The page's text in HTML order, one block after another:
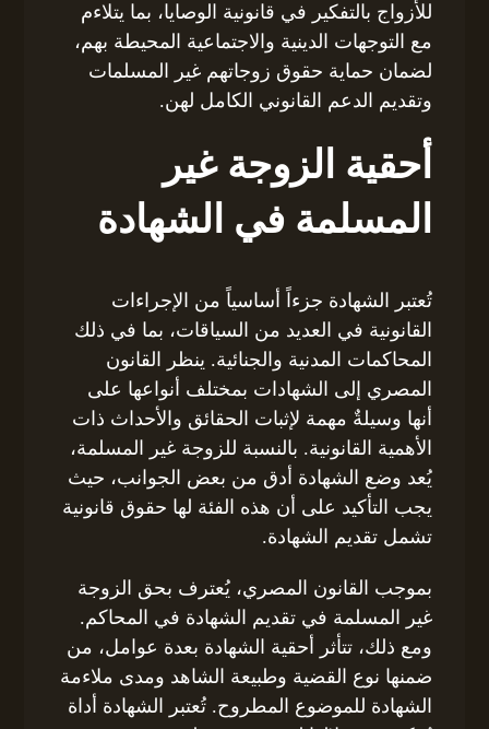
للأزواج بالتفكير في قانونية الوصايا، بما يتلاءم
مع التوجهات الدينية والاجتماعية المحيطة بهم،
لضمان حماية حقوق زوجاتهم غير المسلمات
وتقديم الدعم القانوني الكامل لهن.
أحقية الزوجة غير
المسلمة في الشهادة
تُعتبر الشهادة جزءاً أساسياً من الإجراءات
القانونية في العديد من السياقات، بما في ذلك
المحاكمات المدنية والجنائية. ينظر القانون
المصري إلى الشهادات بمختلف أنواعها على
أنها وسيلةٌ مهمة لإثبات الحقائق والأحداث ذات
الأهمية القانونية. بالنسبة للزوجة غير المسلمة،
يُعد وضع الشهادة أدق من بعض الجوانب، حيث
يجب التأكيد على أن هذه الفئة لها حقوق قانونية
تشمل تقديم الشهادة.
بموجب القانون المصري، يُعترف بحق الزوجة
غير المسلمة في تقديم الشهادة في المحاكم.
ومع ذلك، تتأثر أحقية الشهادة بعدة عوامل، من
ضمنها نوع القضية وطبيعة الشاهد ومدى ملاءمة
الشهادة للموضوع المطروح. تُعتبر الشهادة أداة